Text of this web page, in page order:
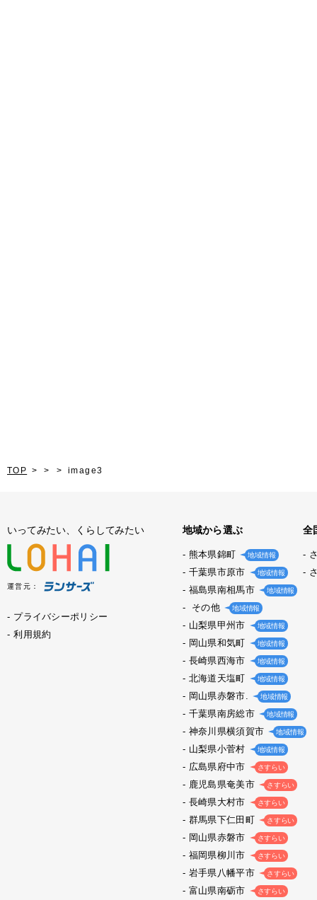
TOP image3
いってみたい、くらしてみたい
運営元：
プライバシーポリシー
利用規約
地域から選ぶ
熊本県錦町 地域情報
千葉県市原市 地域情報
福島県南相馬市 地域情報
その他 地域情報
山梨県甲州市 地域情報
岡山県和気町 地域情報
長崎県西海市 地域情報
北海道天塩町 地域情報
岡山県赤磐市. 地域情報
千葉県南房総市 地域情報
神奈川県横須賀市 地域情報
山梨県小菅村 地域情報
広島県府中市 さすらい
鹿児島県奄美市 さすらい
長崎県大村市 さすらい
群馬県下仁田町 さすらい
岡山県赤磐市 さすらい
福岡県柳川市 さすらい
岩手県八幡平市 さすらい
富山県南砺市 さすらい
全